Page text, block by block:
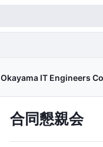
Okayama IT Engineers
合同懇親会